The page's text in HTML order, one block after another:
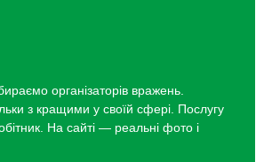
організаторів вражень.
з кращими у своїй сфері. Послугу
На сайті — реальні фото і